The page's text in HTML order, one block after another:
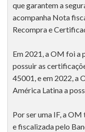
que garantem a
acompanha Nota
Recompra e
Em 2021, a OM foi a
possuir as
45001, e em 2022, a
América Latina a
Por ser uma IF, a
e fiscalizada pelo